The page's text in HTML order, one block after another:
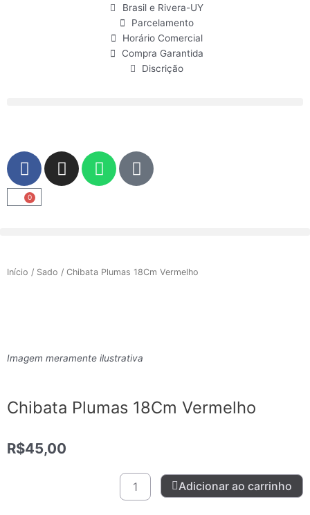
Brasil e Rivera-UY
Parcelamento
Horário Comercial
Compra Garantida
Discrição
F
a
c
e
o
k
I
n
r
a
W
h
p
U
s
0
Carrinho
Início / Sado / Chibata Plumas 18Cm Vermelho
Imagem meramente ilustrativa
Chibata Plumas 18Cm Vermelho
R$45,00
Chibata
Plumas
Adicionar ao carrinho